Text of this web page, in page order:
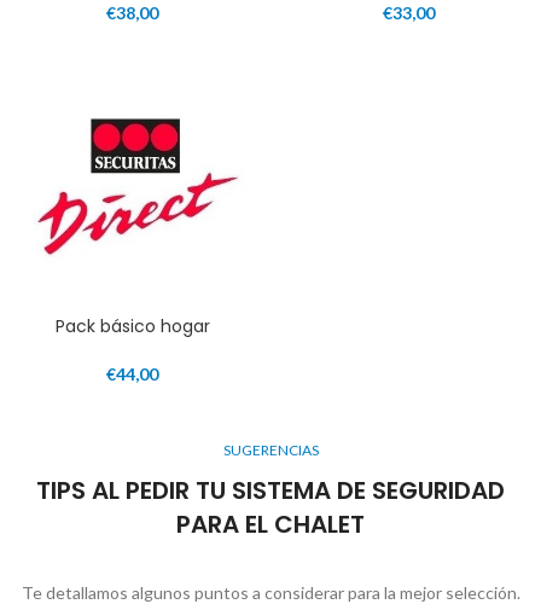
€38,00 €33,00
Pack básico hogar
€44,00
SUGERENCIAS
TIPS AL PEDIR TU SISTEMA DE SEGURIDAD
PARA EL CHALET
Te detallamos algunos puntos a considerar para la mejor selección.